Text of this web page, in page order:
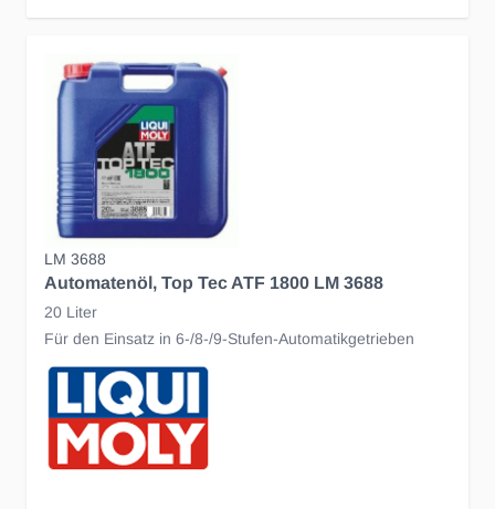
LM 3688
Automatenöl, Top Tec ATF 1800 LM 3688
20 Liter
Für den Einsatz in 6-/8-/9-Stufen-Automatikgetrieben